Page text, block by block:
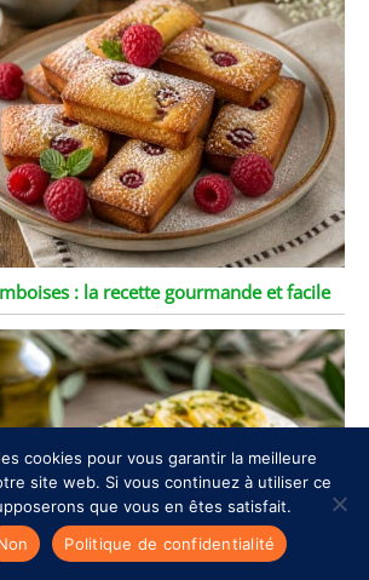
: la recette gourmande et facile
cookies pour vous garantir la meilleure
site web. Si vous continuez à utiliser ce
que vous en êtes satisfait.
Politique de confidentialité